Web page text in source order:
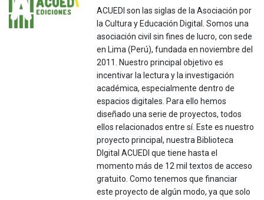
ACUEDI son las siglas de la Asociación por
la Cultura y Educación Digital. Somos una
asociación civil sin fines de lucro, con sede
en Lima (Perú), fundada en noviembre del
2011. Nuestro principal objetivo es
incentivar la lectura y la investigación
académica, especialmente dentro de
espacios digitales. Para ello hemos
diseñado una serie de proyectos, todos
ellos relacionados entre sí. Este es nuestro
proyecto principal, nuestra Biblioteca
DIgital ACUEDI que tiene hasta el
momento más de 12 mil textos de acceso
gratuito. Como tenemos que financiar
este proyecto de algún modo, ya que solo